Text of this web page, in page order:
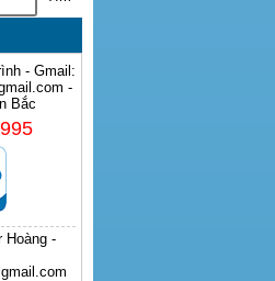
- Gmail:
-
Bắc
Hoàng -